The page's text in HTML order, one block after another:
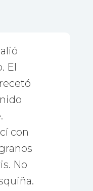
El
con
No